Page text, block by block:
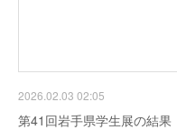
2026.02.03 02:05
第41回岩手県学生展の結果